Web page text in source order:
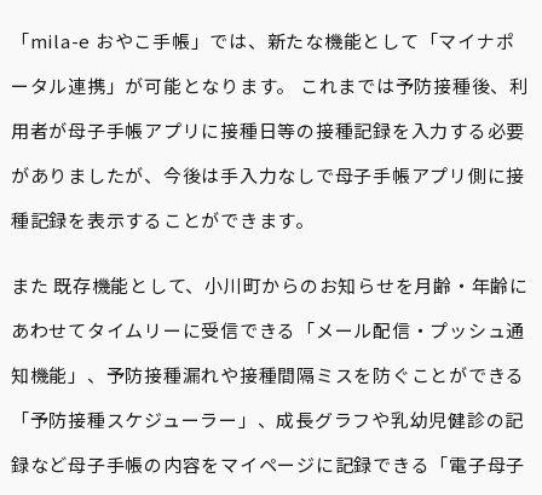
「mila-e おやこ手帳」では、新たな機能として「マイナポ
ータル連携」が可能となります。 これまでは予防接種後、利
用者が母子手帳アプリに接種日等の接種記録を入力する必要
がありましたが、今後は手入力なしで母子手帳アプリ側に接
種記録を表示することができます。
また 既存機能として、小川町からのお知らせを月齢・年齢に
あわせてタイムリーに受信できる「メール配信・プッシュ通
知機能」、予防接種漏れや接種間隔ミスを防ぐことができる
「予防接種スケジューラー」、成長グラフや乳幼児健診の記
録など母子手帳の内容をマイページに記録できる「電子母子